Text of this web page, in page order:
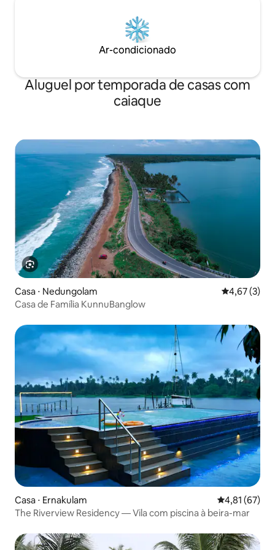
Ar-condicionado
Aluguel por temporada de casas com
caiaque
Casa ⋅ Nedungolam 4,67 de
4,67 (3)
Casa de Família KunnuBanglow
Casa ⋅ Ernakulam 4,81 de uma
4,81 (67)
The Riverview Residency — Vila com piscina à beira-mar